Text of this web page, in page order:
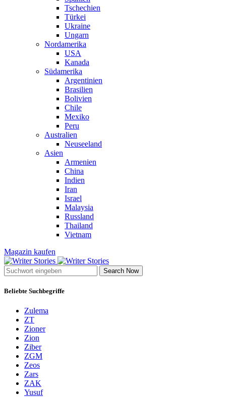
Tschechien
Türkei
Ukraine
Ungarn
Nordamerika
USA
Kanada
Südamerika
Argentinien
Brasilien
Bolivien
Chile
Mexiko
Peru
Australien
Neuseeland
Asien
Armenien
China
Indien
Iran
Israel
Malaysia
Russland
Thailand
Vietnam
Magazin kaufen
Search Now
Beliebte Suchbegriffe
Zulema
ZT
Zioner
Zion
Ziber
ZGM
Zeos
Zars
ZAK
Yusuf